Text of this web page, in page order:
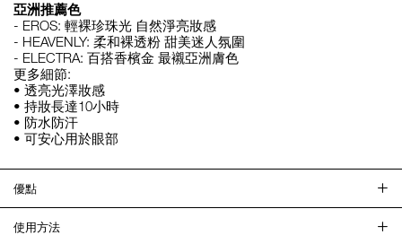
亞洲推薦色
- EROS: 輕裸珍珠光 自然淨亮妝感
- HEAVENLY: 柔和裸透粉 甜美迷人氛圍
- ELECTRA: 百搭香檳金 最襯亞洲膚色
更多細節:
• 透亮光澤妝感
• 持妝長達10小時
• 防水防汗
• 可安心用於眼部
優點
使用方法